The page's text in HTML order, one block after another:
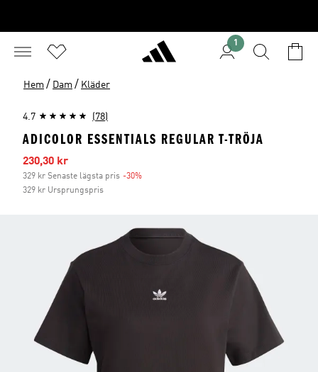
1
Hem / Dam / Kläder
4.7 (78)
ADICOLOR ESSENTIALS REGULAR T-TRÖJA
Reapris
230,30 kr
329 kr Senaste lägsta pris -30%
329 kr Ursprungspris